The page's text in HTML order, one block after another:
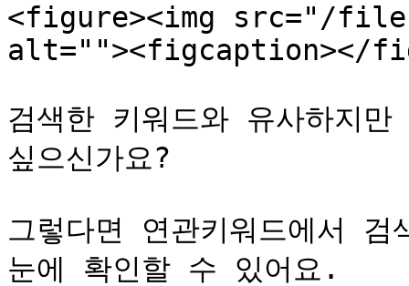
<figure><img src="/
alt=""><figcaption></
검색한 키워드와 유사하지
싶으신가요?
그렇다면 연관키워드에서
눈에 확인할 수 있어요.